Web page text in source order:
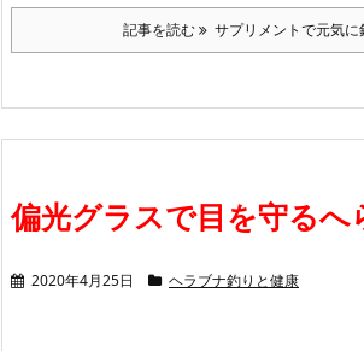
記事を読む サプリメントで元気に
偏光グラスで目を守るへ
2020年4月25日 ヘラブナ釣りと健康